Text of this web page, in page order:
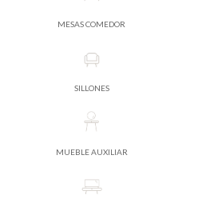
MESAS COMEDOR
SILLONES
MUEBLE AUXILIAR